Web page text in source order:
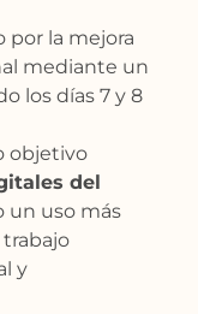
por la mejora
mediante un
los días 7 y 8
objetivo
del
un uso más
y